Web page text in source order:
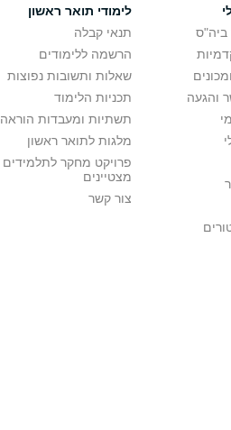
והגעה
לימודי תואר ראשון
תנאי קבלה
הרשמה ללימודים
שאלות ותשובות נפוצות
תכניות הלימוד
תשתיות ומעבדות הוראה
מלגות לתואר ראשון
פרויקט מחקר לתלמידים
מצטיינים
צור קשר